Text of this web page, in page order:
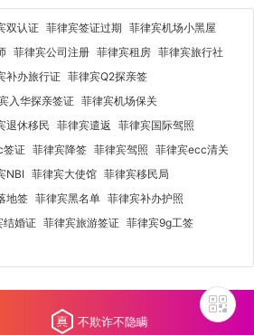
双认证 菲律宾签证过期 菲律宾机场小黑屋
菲律宾公司注册 菲律宾租房 菲律宾旅行社
补办旅行证 菲律宾Q2探亲签
入华探亲签证 菲律宾机场保关
退休移民 菲律宾遣返 菲律宾国际驾照
签证 菲律宾降签 菲律宾驾照 菲律宾ecc清关
NBI 菲律宾大使馆 菲律宾移民局
地签 菲律宾黑名单 菲律宾补办护照
结婚证 菲律宾旅游签证 菲律宾9g工签
不欺诈不隐瞒